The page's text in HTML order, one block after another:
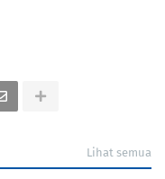
Lihat semua